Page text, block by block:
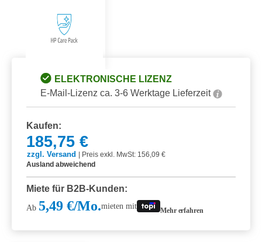
ELEKTRONISCHE LIZENZ
E-Mail-Lizenz ca. 3-6 Werktage Lieferzeit
Kaufen:
185,75 €
zzgl. Versand
Preis exkl. MwSt: 156,09 €
Ausland abweichend
Miete für B2B-Kunden:
Ab 5,49 €/Mo.mieten mit Mehr erfahren